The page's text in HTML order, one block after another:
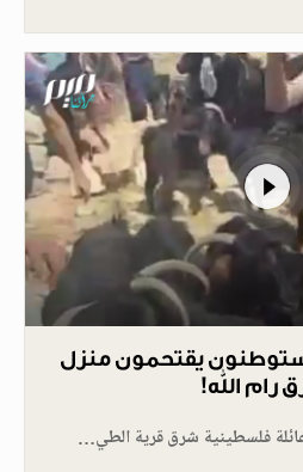
يقتحمون منزل
رام الله!
فلسطينية شرق قرية الطي…